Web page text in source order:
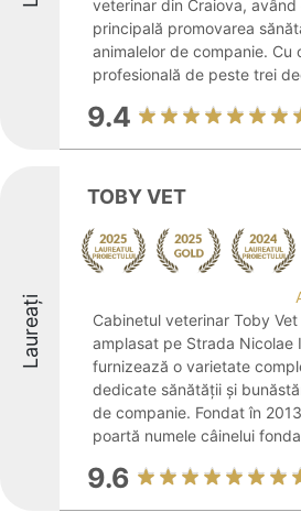
veterinar din Craiova, având
principală promovarea
animalelor de companie. Cu
profesională de peste trei
9.4
Laureați
TOBY VET
Cabinetul veterinar Toby
amplasat pe Strada Nicolae
furnizează o varietate
dedicate sănătății și
de companie. Fondat în
poartă numele câinelui
9.6